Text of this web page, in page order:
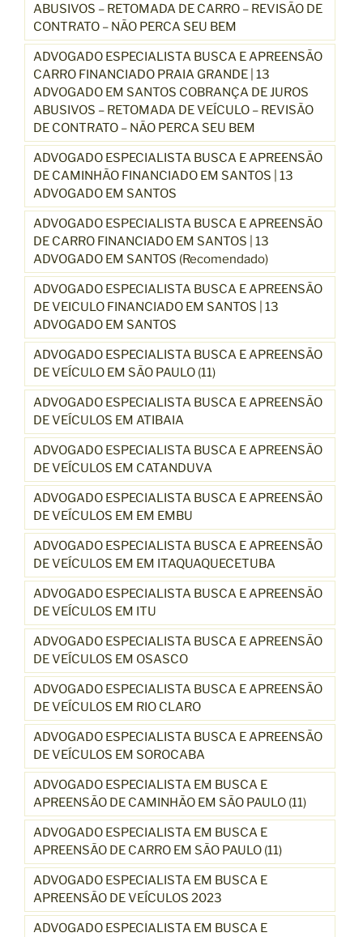
ABUSIVOS – RETOMADA DE CARRO – REVISÃO DE
CONTRATO – NÃO PERCA SEU BEM
ADVOGADO ESPECIALISTA BUSCA E APREENSÃO
CARRO FINANCIADO PRAIA GRANDE | 13
ADVOGADO EM SANTOS COBRANÇA DE JUROS
ABUSIVOS – RETOMADA DE VEÍCULO – REVISÃO
DE CONTRATO – NÃO PERCA SEU BEM
ADVOGADO ESPECIALISTA BUSCA E APREENSÃO
DE CAMINHÃO FINANCIADO EM SANTOS | 13
ADVOGADO EM SANTOS
ADVOGADO ESPECIALISTA BUSCA E APREENSÃO
DE CARRO FINANCIADO EM SANTOS | 13
ADVOGADO EM SANTOS (Recomendado)
ADVOGADO ESPECIALISTA BUSCA E APREENSÃO
DE VEICULO FINANCIADO EM SANTOS | 13
ADVOGADO EM SANTOS
ADVOGADO ESPECIALISTA BUSCA E APREENSÃO
DE VEÍCULO EM SÃO PAULO (11)
ADVOGADO ESPECIALISTA BUSCA E APREENSÃO
DE VEÍCULOS EM ATIBAIA
ADVOGADO ESPECIALISTA BUSCA E APREENSÃO
DE VEÍCULOS EM CATANDUVA
ADVOGADO ESPECIALISTA BUSCA E APREENSÃO
DE VEÍCULOS EM EM EMBU
ADVOGADO ESPECIALISTA BUSCA E APREENSÃO
DE VEÍCULOS EM EM ITAQUAQUECETUBA
ADVOGADO ESPECIALISTA BUSCA E APREENSÃO
DE VEÍCULOS EM ITU
ADVOGADO ESPECIALISTA BUSCA E APREENSÃO
DE VEÍCULOS EM OSASCO
ADVOGADO ESPECIALISTA BUSCA E APREENSÃO
DE VEÍCULOS EM RIO CLARO
ADVOGADO ESPECIALISTA BUSCA E APREENSÃO
DE VEÍCULOS EM SOROCABA
ADVOGADO ESPECIALISTA EM BUSCA E
APREENSÃO DE CAMINHÃO EM SÃO PAULO (11)
ADVOGADO ESPECIALISTA EM BUSCA E
APREENSÃO DE CARRO EM SÃO PAULO (11)
ADVOGADO ESPECIALISTA EM BUSCA E
APREENSÃO DE VEÍCULOS 2023
ADVOGADO ESPECIALISTA EM BUSCA E